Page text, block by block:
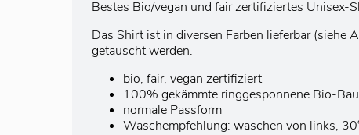
Bestes Bio/vegan und fair zertifiziertes
Das Shirt ist in diversen Farben lieferbar (siehe
getauscht werden.
bio, fair, vegan zertifiziert
100% gekämmte ringgesponnene Bio-
normale Passform
Waschempfehlung: waschen von links,